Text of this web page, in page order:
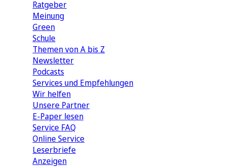
Ratgeber
Meinung
Green
Schule
Themen von A bis Z
Newsletter
Podcasts
Services und Empfehlungen
Wir helfen
Unsere Partner
E-Paper lesen
Service FAQ
Online Service
Leserbriefe
Anzeigen